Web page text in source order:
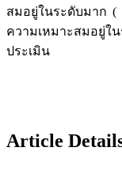
สมอยู่ในระดับมาก (
ความเหมาะสมอ
ประเมิน
Article